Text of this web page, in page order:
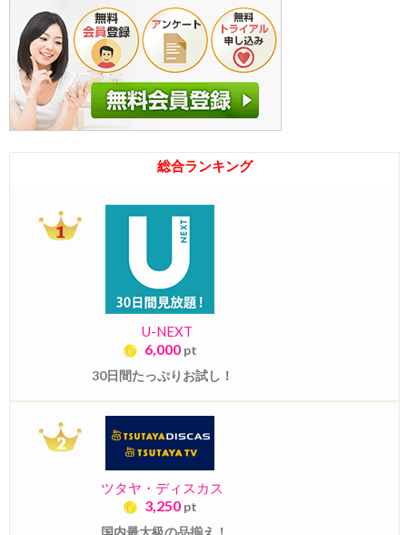
総合ランキング
U-NEXT
6,000 pt
30日間たっぷりお試し！
ツタヤ・ディスカス
3,250 pt
国内最大級の品揃え！